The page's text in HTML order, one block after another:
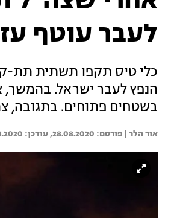
לעבר עוטף
כלי טיס תקפו תשתית תת-
הנפץ לעבר ישראל. בהמשך,
בשטחים פתוחים. בתגובה,
אור הלר | 28.08.2020